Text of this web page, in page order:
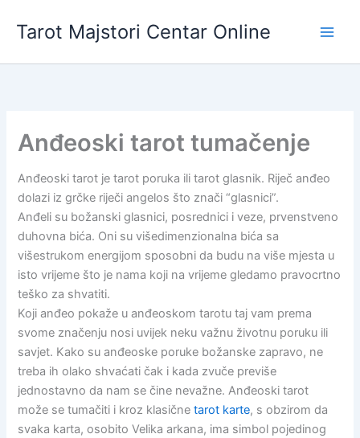
Tarot Majstori Centar Online
Anđeoski tarot tumačenje
Anđeoski tarot je tarot poruka ili tarot glasnik. Riječ anđeo
dolazi iz grčke riječi angelos što znači “glasnici”.
Anđeli su božanski glasnici, posrednici i veze, prvenstveno
duhovna bića. Oni su višedimenzionalna bića sa
višestrukom energijom sposobni da budu na više mjesta u
isto vrijeme što je nama koji na vrijeme gledamo pravocrtno
teško za shvatiti.
Koji anđeo pokaže u anđeoskom tarotu taj vam prema
svome značenju nosi uvijek neku važnu životnu poruku ili
savjet. Kako su anđeoske poruke božanske zapravo, ne
treba ih olako shvaćati čak i kada zvuče previše
jednostavno da nam se čine nevažne. Anđeoski tarot
može se tumačiti i kroz klasičnetarot karte, s obzirom da
svaka karta, osobito Velika arkana, ima simbol pojedinog